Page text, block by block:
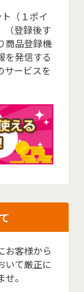
（１ポイ
（登録後す
商品登録機
を発信する
サービスを
お客様から
いて厳正に
。